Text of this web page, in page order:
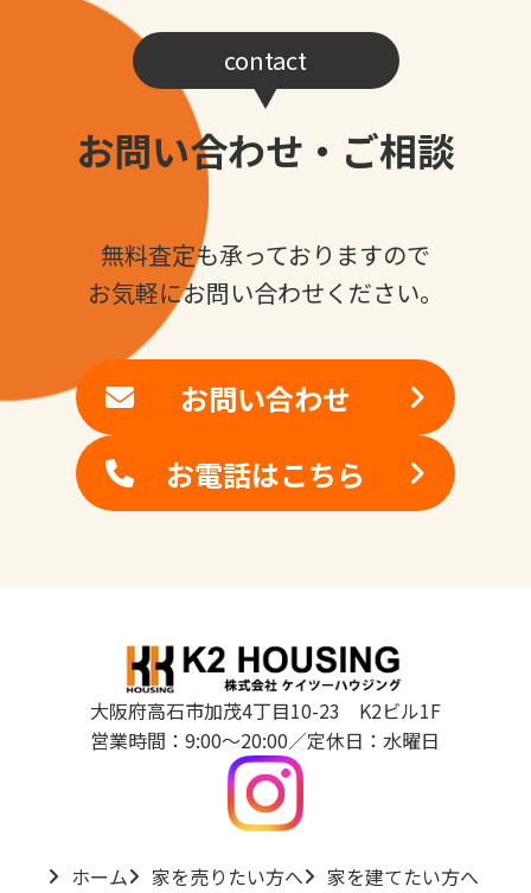
contact
お問い合わせ・ご相談
無料査定も承っておりますので
お気軽にお問い合わせください。
お問い合わせ
お電話はこちら
大阪府高石市加茂4丁目10-23 K2ビル1F
営業時間：9:00～20:00／定休日：水曜日
ホーム 家を売りたい方へ
家を建てたい方へ